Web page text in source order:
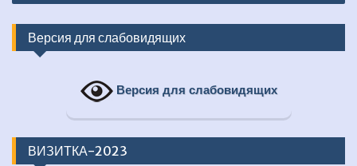
Версия для слабовидящих
Версия для слабовидящих
ВИЗИТКА-2023